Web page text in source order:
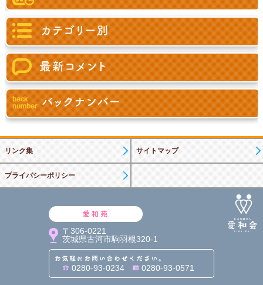
リンク集 サイトマップ
プライバシーポリシー
〒306-0221
茨城県古河市駒羽根320-1
0280-93-0234 0280-93-0571